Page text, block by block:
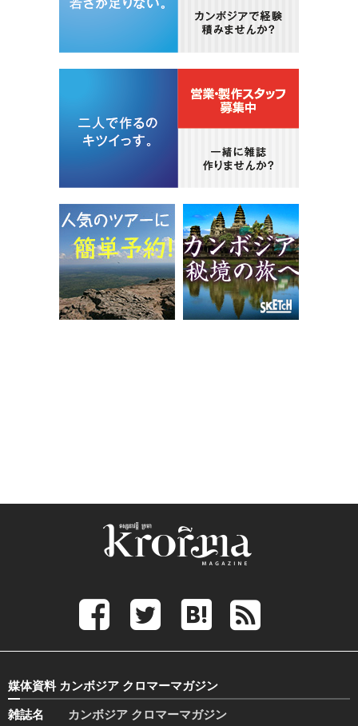
媒体資料 カンボジア クロマーマガジン
雑誌名
カンボジア クロマーマガジン